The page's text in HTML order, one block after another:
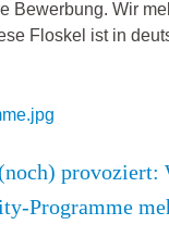
Bewerbung. Wir
Floskel ist in
provoziert:
Programme